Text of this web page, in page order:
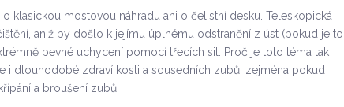
klasickou mostovou náhradu ani o čelistní desku. Teleskopická
aniž by došlo k jejímu úplnému odstranění z úst (pokud je to
pevné uchycení pomocí třecích sil. Proč je toto téma tak
i dlouhodobé zdraví kosti a sousedních zubů, zejména pokud
a broušení zubů.